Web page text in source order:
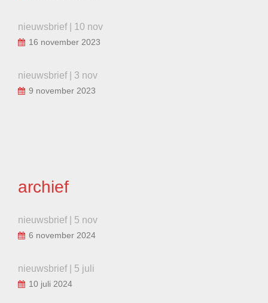
nieuwsbrief | 10 nov
16 november 2023
nieuwsbrief | 3 nov
9 november 2023
archief
nieuwsbrief | 5 nov
6 november 2024
nieuwsbrief | 5 juli
10 juli 2024